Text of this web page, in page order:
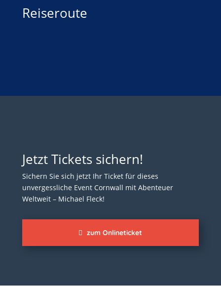
Reiseroute
Jetzt Tickets sichern!
Sichern Sie sich jetzt Ihr Ticket für dieses
unvergessliche Event Cornwall mit Abenteuer
Weltweit – Michael Fleck!
zum Onlineticket